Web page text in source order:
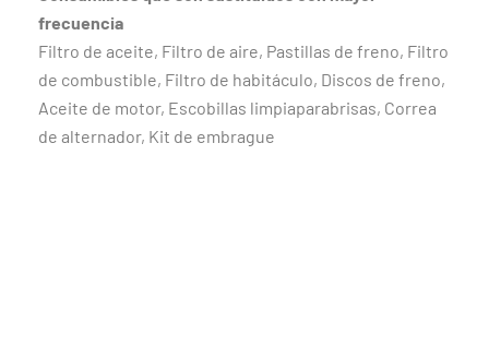
frecuencia
Filtro de aceite, Filtro de aire, Pastillas de freno, Filtro
de combustible, Filtro de habitáculo, Discos de freno,
Aceite de motor, Escobillas limpiaparabrisas, Correa
de alternador, Kit de embrague